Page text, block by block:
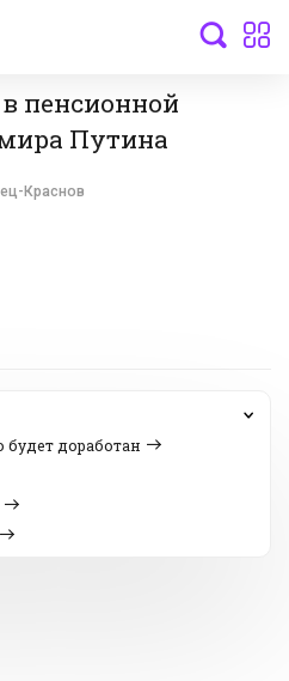
пенсионной
Путина
Краснов
будет доработан